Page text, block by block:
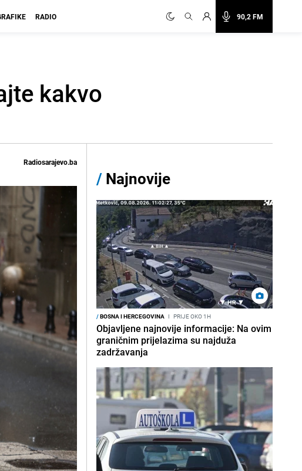
90,2 FM
RADIO
kakvo
Radiosarajevo.ba
/ Najnovije
/BOSNA I HERCEGOVINA I PRIJE OKO 1H
Objavljene najnovije informacije: Na ovim
graničnim prijelazima su najduža
zadržavanja